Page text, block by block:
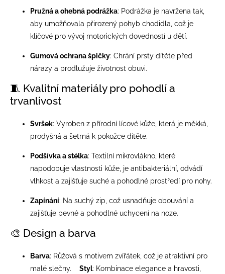
Pružná a ohebná podrážka: Podrážka je navržena tak,
aby umožňovala přirozený pohyb chodidla, což je
klíčové pro vývoj motorických dovedností u dětí.
Gumová ochrana špičky: Chrání prsty dítěte před
nárazy a prodlužuje životnost obuvi.
🧵 Kvalitní materiály pro pohodlí a
trvanlivost
Svršek: Vyroben z přírodní lícové kůže, která je měkká,
prodyšná a šetrná k pokožce dítěte.
Podšívka a stélka: Textilní mikrovlákno, které
napodobuje vlastnosti kůže, je antibakteriální, odvádí
vlhkost a zajišťuje suché a pohodlné prostředí pro nohy.
Zapínání: Na suchý zip, což usnadňuje obouvání a
zajišťuje pevné a pohodlné uchycení na noze.
🎨 Design a barva
Barva: Růžová s motivem zvířátek, což je atraktivní pro
malé slečny.
Styl: Kombinace elegance a hravosti,